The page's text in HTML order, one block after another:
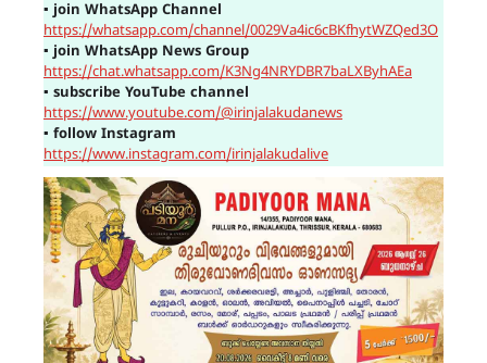
▪ join WhatsApp Channel
https://whatsapp.com/channel/0029Va4ic6cBKfhytWZQed3O
▪ join WhatsApp News Group
https://chat.whatsapp.com/K3Ng4NRYDBR7baLXByhAEa
▪ subscribe YouTube channel
https://www.youtube.com/@irinjalakudanews
▪ follow Instagram
https://www.instagram.com/irinjalakudalive